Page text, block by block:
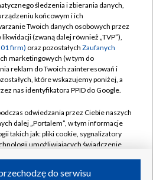
TVP
TVP
prywatności
Moje zgody
Pomoc
Kontakt
Kanały
śledzenia i zbierania danych,
końcowym i ich
Twoich danych osobowych przez
(zwaną dalej również „TVP”),
firm) oraz pozostałych Zaufanych
marketingowych (w tym do
reklam do Twoich zainteresowań i
które wskazujemy poniżej, a
nas identyfikatora PPID do Google.
odwiedzania przez Ciebie naszych
dalej „Portalem”, w tym informacje
takich jak: pliki cookie, sygnalizatory
umożliwiających świadczenie
do serwisu